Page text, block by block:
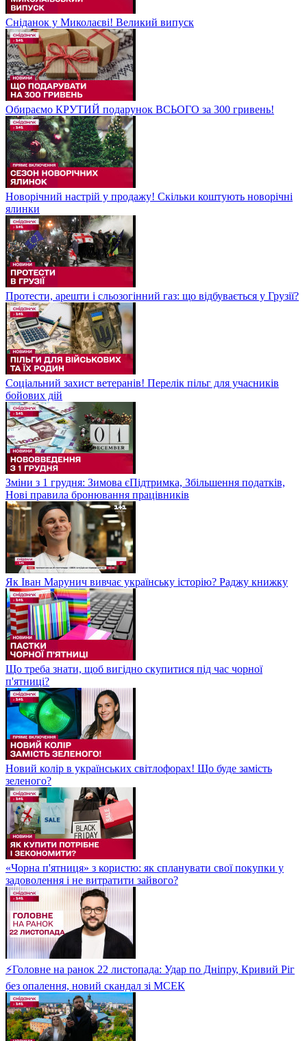
Сніданок у Миколаєві! Великий випуск
Обираємо КРУТИЙ подарунок ВСЬОГО за 300 гривень!
Новорічний настрій у продажу! Скільки коштують новорічні
ялинки
Протести, арешти і сльозогінний газ: що відбувається у Грузії?
Соціальний захист ветеранів! Перелік пільг для учасників
бойових дій
Зміни з 1 грудня: Зимова єПідтримка, Збільшення податків,
Нові правила бронювання працівників
Як Іван Марунич вивчає українську історію? Раджу книжку
Що треба знати, щоб вигідно скупитися під час чорної
п'ятниці?
Новий колір в українських світлофорах! Що буде замість
зеленого?
«Чорна п'ятниця» з користю: як спланувати свої покупки у
задоволення і не витратити зайвого?
⚡Головне на ранок 22 листопада: Удар по Дніпру, Кривий Ріг
без опалення, новий скандал зі МСЕК